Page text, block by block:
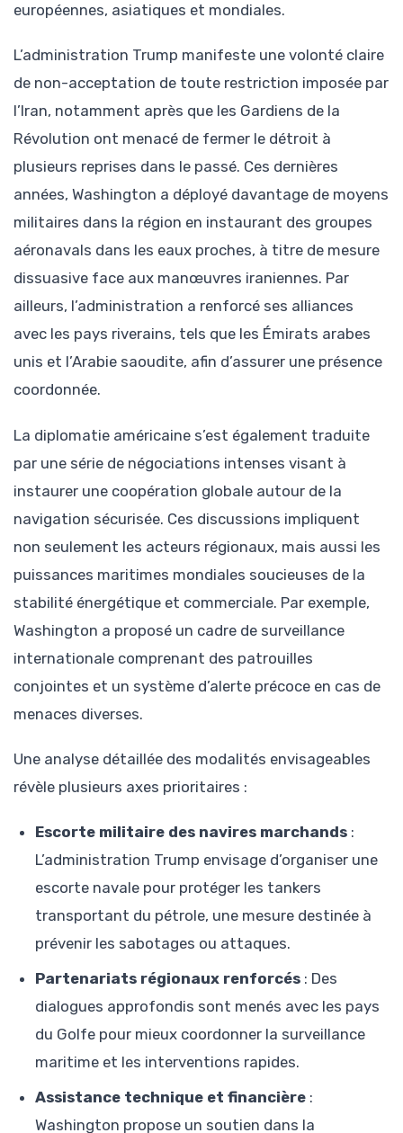
européennes, asiatiques et mondiales.
L’administration Trump manifeste une volonté claire
de non-acceptation de toute restriction imposée par
l’Iran, notamment après que les Gardiens de la
Révolution ont menacé de fermer le détroit à
plusieurs reprises dans le passé. Ces dernières
années, Washington a déployé davantage de moyens
militaires dans la région en instaurant des groupes
aéronavals dans les eaux proches, à titre de mesure
dissuasive face aux manœuvres iraniennes. Par
ailleurs, l’administration a renforcé ses alliances
avec les pays riverains, tels que les Émirats arabes
unis et l’Arabie saoudite, afin d’assurer une présence
coordonnée.
La diplomatie américaine s’est également traduite
par une série de négociations intenses visant à
instaurer une coopération globale autour de la
navigation sécurisée. Ces discussions impliquent
non seulement les acteurs régionaux, mais aussi les
puissances maritimes mondiales soucieuses de la
stabilité énergétique et commerciale. Par exemple,
Washington a proposé un cadre de surveillance
internationale comprenant des patrouilles
conjointes et un système d’alerte précoce en cas de
menaces diverses.
Une analyse détaillée des modalités envisageables
révèle plusieurs axes prioritaires :
Escorte militaire des navires marchands :
L’administration Trump envisage d’organiser une
escorte navale pour protéger les tankers
transportant du pétrole, une mesure destinée à
prévenir les sabotages ou attaques.
Partenariats régionaux renforcés : Des
dialogues approfondis sont menés avec les pays
du Golfe pour mieux coordonner la surveillance
maritime et les interventions rapides.
Assistance technique et financière :
Washington propose un soutien dans la